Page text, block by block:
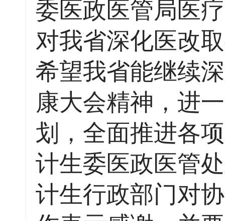
委医政医管局医
对我省深化医改
希望我省能继续
康大会精神，进
划，全面推进各
计生委医政医管
计生行政部门对